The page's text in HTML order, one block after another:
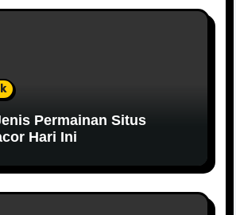
Permainan Situs
Hari Ini